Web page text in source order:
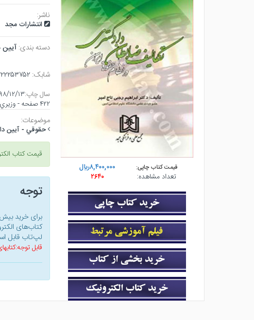
قیمت کتاب چاپی:
۸,۴۰۰,۰۰۰ريال
تعداد مشاهده:
۲۶۴۰
ناشر:
انتشارات مجد
دسته بندی:
شابک:
سال چاپ:۱۳۹۸/
۴۲۲ صفحه - وزيري (شوميز) - چاپ ۱
موضوعات:
حقوقي - آيين
قیمت کتاب
توجه
برای خرید
کتاب‌های
لپ‌تاب قابل
قابل